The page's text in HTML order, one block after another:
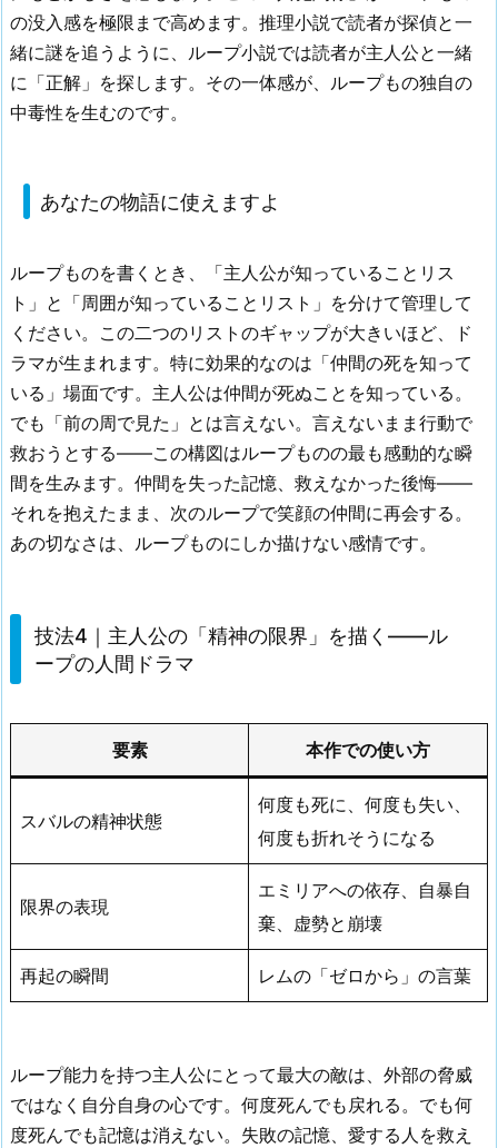
の没入感を極限まで高めます。推理小説で読者が探偵と一
緒に謎を追うように、ループ小説では読者が主人公と一緒
に「正解」を探します。その一体感が、ループもの独自の
中毒性を生むのです。
あなたの物語に使えますよ
ループものを書くとき、「主人公が知っていることリス
ト」と「周囲が知っていることリスト」を分けて管理して
ください。この二つのリストのギャップが大きいほど、ド
ラマが生まれます。特に効果的なのは「仲間の死を知って
いる」場面です。主人公は仲間が死ぬことを知っている。
でも「前の周で見た」とは言えない。言えないまま行動で
救おうとする——この構図はループものの最も感動的な瞬
間を生みます。仲間を失った記憶、救えなかった後悔——
それを抱えたまま、次のループで笑顔の仲間に再会する。
あの切なさは、ループものにしか描けない感情です。
技法4｜主人公の「精神の限界」を描く——ル
ープの人間ドラマ
要素 本作での使い方
スバルの精神状態
何度も死に、何度も失い、
何度も折れそうになる
限界の表現
エミリアへの依存、自暴自
棄、虚勢と崩壊
再起の瞬間 レムの「ゼロから」の言葉
ループ能力を持つ主人公にとって最大の敵は、外部の脅威
ではなく自分自身の心です。何度死んでも戻れる。でも何
度死んでも記憶は消えない。失敗の記憶、愛する人を救え